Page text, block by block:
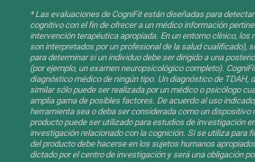
* Las evaluaciones de CogniFit están diseñadas para
cognitivo con el fin de ofrecer a un médico información
intervención terapéutica apropiada. En un entorno clínico, los
son interpretados por un profesional de la salud cualificado),
para determinar si un individuo debe ser dirigido a una
(por ejemplo, un examen neuropsicológico completo).
diagnóstico médico de ningún tipo. Un diagnóstico de TDAH,
similar sólo puede ser realizada por un médico o psicólogo
amplia gama de posibles factores. De acuerdo al uso
herramienta sea o deba ser considerada como un dispositivo
producto puede ser utilizado para estudios de investigación
investigación relacionado con la cognición. Si se utiliza para
del producto debe hacerse en los sujetos humanos
dictado por el centro de investigación y será una obligación